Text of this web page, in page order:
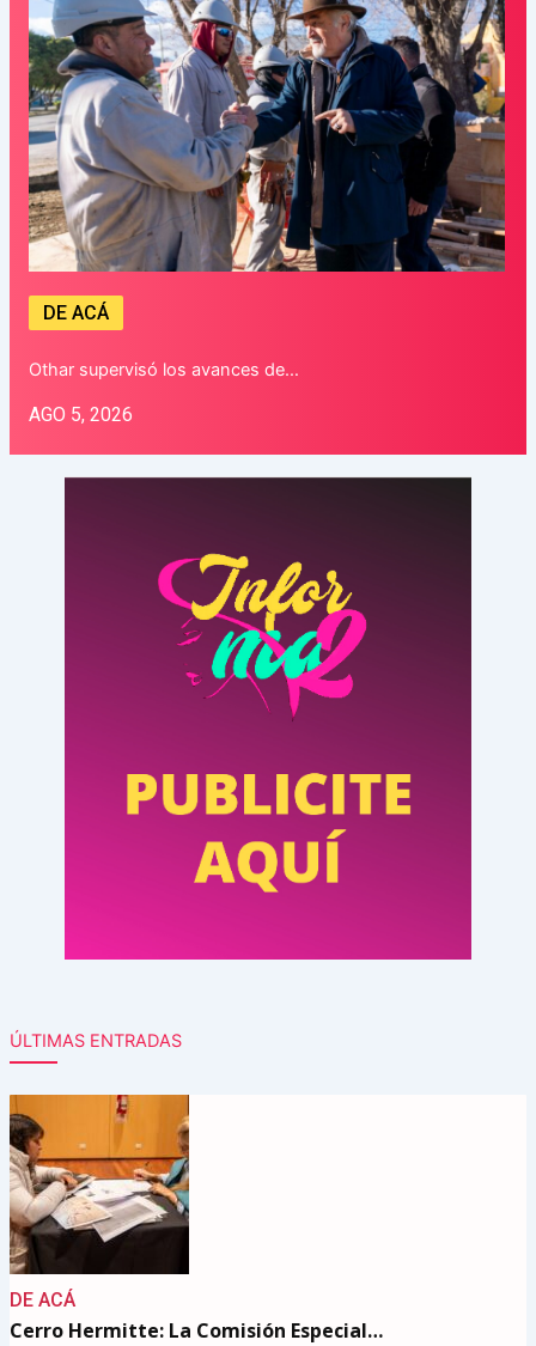
DE ACÁ
Othar supervisó los avances de…
AGO 5, 2026
ÚLTIMAS ENTRADAS
DE ACÁ
Cerro Hermitte: La Comisión Especial…